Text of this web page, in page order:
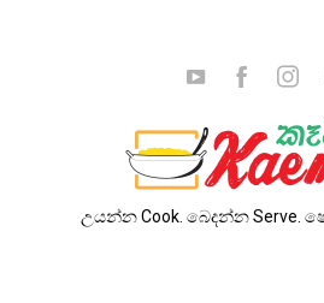
උයන්න Cook. බෙදන්න Serve.